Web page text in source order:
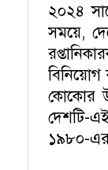
২০২৪
সময়ে,
বিনিয়োগ
কোকোর
দেশটি-
১৯৮০-এর